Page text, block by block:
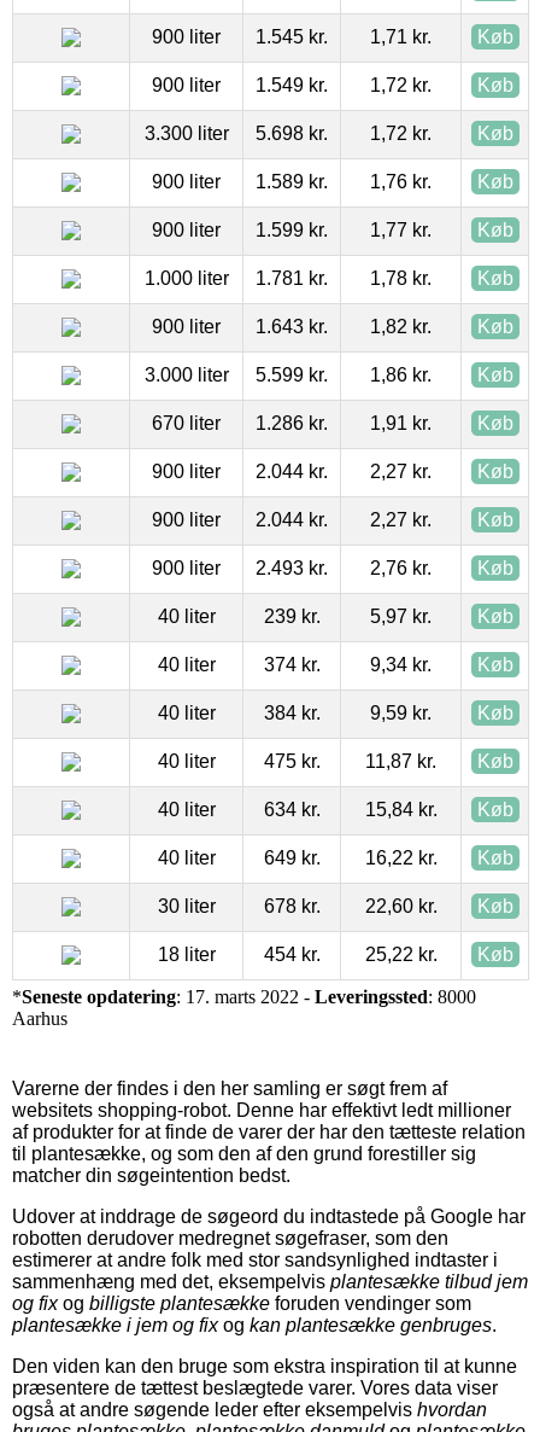
900 liter 1.545 kr. 1,71 kr. Køb
900 liter 1.549 kr. 1,72 kr. Køb
3.300 liter 5.698 kr. 1,72 kr. Køb
900 liter 1.589 kr. 1,76 kr. Køb
900 liter 1.599 kr. 1,77 kr. Køb
1.000 liter 1.781 kr. 1,78 kr. Køb
900 liter 1.643 kr. 1,82 kr. Køb
3.000 liter 5.599 kr. 1,86 kr. Køb
670 liter 1.286 kr. 1,91 kr. Køb
900 liter 2.044 kr. 2,27 kr. Køb
900 liter 2.044 kr. 2,27 kr. Køb
900 liter 2.493 kr. 2,76 kr. Køb
40 liter 239 kr. 5,97 kr. Køb
40 liter 374 kr. 9,34 kr. Køb
40 liter 384 kr. 9,59 kr. Køb
40 liter 475 kr. 11,87 kr. Køb
40 liter 634 kr. 15,84 kr. Køb
40 liter 649 kr. 16,22 kr. Køb
30 liter 678 kr. 22,60 kr. Køb
18 liter 454 kr. 25,22 kr. Køb
*Seneste opdatering: 17. marts 2022 - Leveringssted: 8000
Aarhus
Varerne der findes i den her samling er søgt frem af
websitets shopping-robot. Denne har effektivt ledt millioner
af produkter for at finde de varer der har den tætteste relation
til plantesække, og som den af den grund forestiller sig
matcher din søgeintention bedst.
Udover at inddrage de søgeord du indtastede på Google har
robotten derudover medregnet søgefraser, som den
estimerer at andre folk med stor sandsynlighed indtaster i
sammenhæng med det, eksempelvis plantesække tilbud jem
og fixog billigste plantesække foruden vendinger som
plantesække i jem og fixog kan plantesække genbruges.
Den viden kan den bruge som ekstra inspiration til at kunne
præsentere de tættest beslægtede varer. Vores data viser
også at andre søgende leder efter eksempelvis hvordan